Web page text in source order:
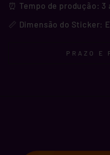
⏰ Tempo de produção: 3
📏 Dimensão do Sticker:
PRAZO E